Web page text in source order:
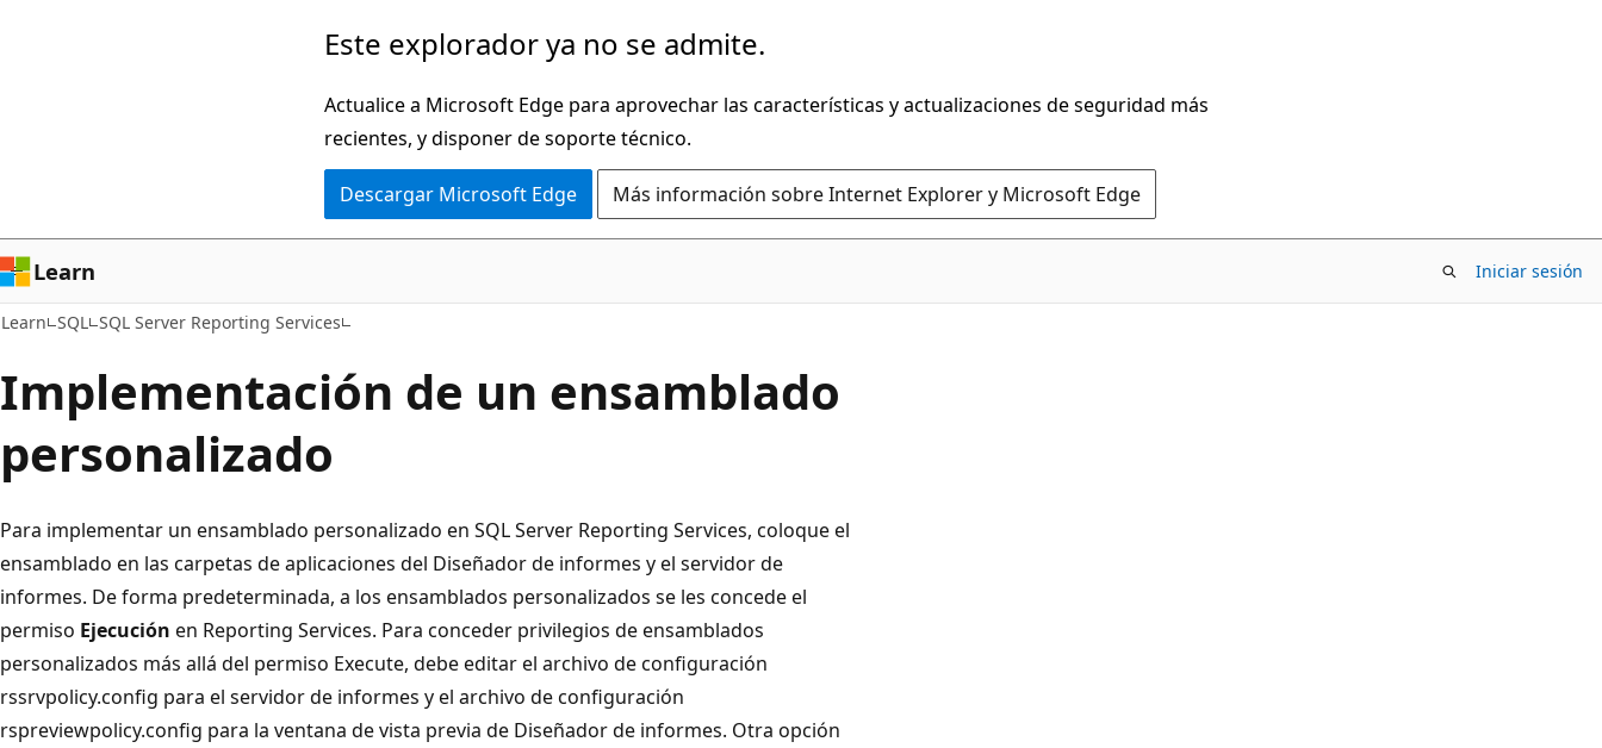
Este explorador ya no se admite.
Actualice a Microsoft Edge para aprovechar las características y actualizaciones de seguridad más
recientes, y disponer de soporte técnico.
Descargar Microsoft Edge Más información sobre Internet Explorer y Microsoft Edge
Learn Iniciar sesión
Learn SQL SQL Server Reporting Services
Implementación de un ensamblado
personalizado
Para implementar un ensamblado personalizado en SQL Server Reporting Services, coloque el
ensamblado en las carpetas de aplicaciones del Diseñador de informes y el servidor de
informes. De forma predeterminada, a los ensamblados personalizados se les concede el
permiso Ejecución en Reporting Services. Para conceder privilegios de ensamblados
personalizados más allá del permiso Execute, debe editar el archivo de configuración
rssrvpolicy.config para el servidor de informes y el archivo de configuración
rspreviewpolicy.config para la ventana de vista previa de Diseñador de informes. Otra opción